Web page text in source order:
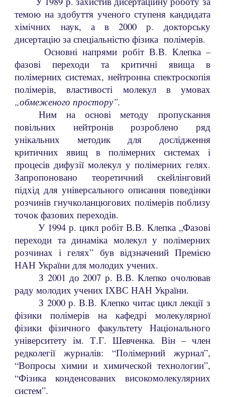
темою на здобуття ученого ступеня кандидата
хімічних наук, а в 2000 р. докторську
дисертацію за спеціальністю фізика полімерів.
Основні напрями робіт В.В. Клепка –
фазові переходи та критичні явища в
полімерних системах, нейтронна спектроскопія
полімерів, властивості молекул в умовах
„обмеженого простору”.
Ним на основі методу пропускання
повільних нейтронів розроблено ряд
унікальних методик для дослідження
критичних явищ в полімерних системах і
процесів дифузії молекул у полімерних гелях.
Запропоновано теоретичний скейлінговий
підхід для універсального описання поведінки
розчинів гнучколанцюгових полімерів поблизу
точок фазових переходів.
У 1994 р. цикл робіт В.В. Клепка „Фазові
переходи та динаміка молекул у полімерних
розчинах і гелях” був відзначений Премією
НАН України для молодих учених.
З 2001 до 2007 р. В.В. Клепко очолював
раду молодих учених ІХВС НАН України.
З 2000 р. В.В. Клепко читає цикл лекції з
фізики полімерів на кафедрі молекулярної
фізики фізичного факультету Національного
університету ім. Т.Г. Шевченка. Він – член
редколегії журналів: “Полімерний журнал”,
“Вопросы химии и химической технологии”,
“Фізика конденсованих високомолекулярних
систем”.